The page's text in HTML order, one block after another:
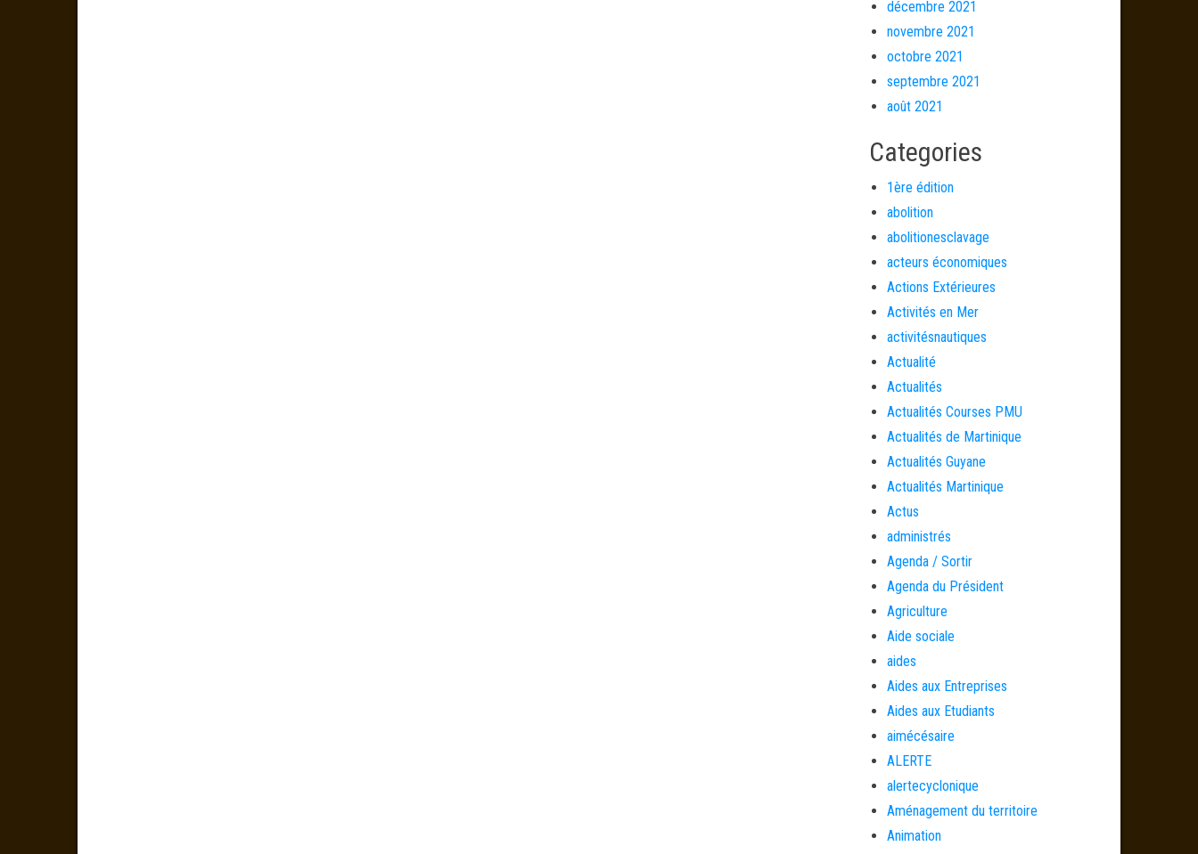
décembre 2021
novembre 2021
octobre 2021
septembre 2021
août 2021
Categories
1ère édition
abolition
abolitionesclavage
acteurs économiques
Actions Extérieures
Activités en Mer
activitésnautiques
Actualité
Actualités
Actualités Courses PMU
Actualités de Martinique
Actualités Guyane
Actualités Martinique
Actus
administrés
Agenda / Sortir
Agenda du Président
Agriculture
Aide sociale
aides
Aides aux Entreprises
Aides aux Etudiants
aimécésaire
ALERTE
alertecyclonique
Aménagement du territoire
Animation